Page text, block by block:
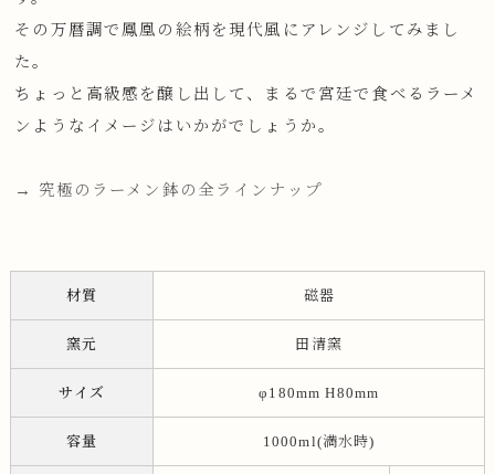
その万暦調で鳳凰の絵柄を現代風にアレンジしてみまし
た。
ちょっと高級感を醸し出して、まるで宮廷で食べるラーメ
ンようなイメージはいかがでしょうか。
→ 究極のラーメン鉢の全ラインナップ
材質 磁器
窯元 田清窯
サイズ φ180mm H80mm
容量 1000ml(満水時)